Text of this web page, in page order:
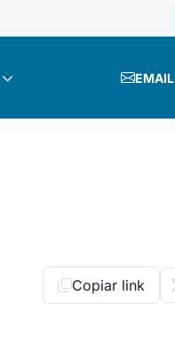
EMAIL
Copiar link